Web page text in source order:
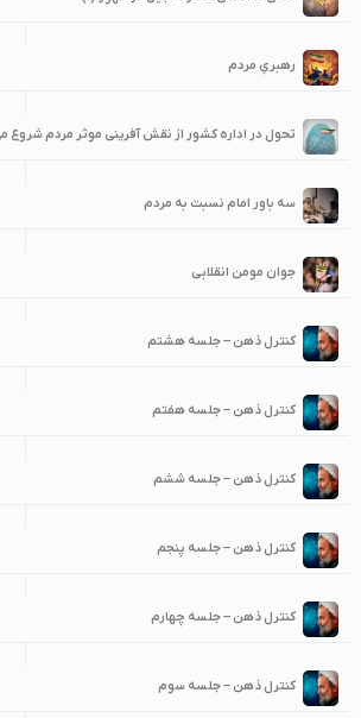
رهبریِ مردم
تحول در اداره کشور از نقش آفرینی موثر مردم شروع
سه باور امام نسبت به مردم
جوان مومن انقلابی
کنترل ذهن – جلسه هشتم
کنترل ذهن – جلسه هفتم
کنترل ذهن – جلسه ششم
کنترل ذهن – جلسه پنجم
کنترل ذهن – جلسه چهارم
کنترل ذهن – جلسه سوم